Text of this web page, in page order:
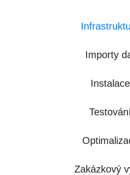
Importy
Instalace
Zakázkový